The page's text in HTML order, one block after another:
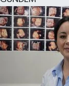
Haber